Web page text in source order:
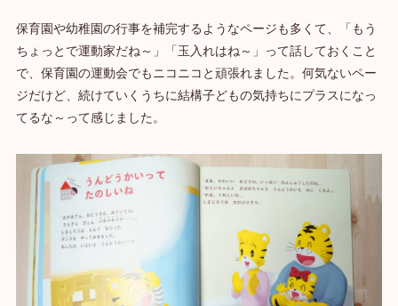
保育園や幼稚園の行事を補完するようなページも多くて、「もう
ちょっとで運動家だね～」「玉入れはね～」って話しておくこと
で、保育園の運動会でもニコニコと頑張れました。何気ないペー
ジだけど、続けていくうちに結構子どもの気持ちにプラスになっ
てるな～って感じました。